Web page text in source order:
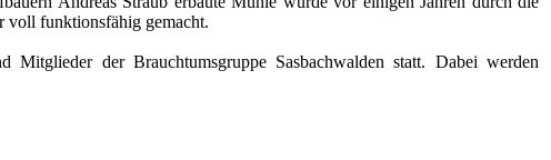
voll funktionsfähig gemacht.
Mitglieder der Brauchtumsgruppe Sasbachwalden statt. Dabei werden